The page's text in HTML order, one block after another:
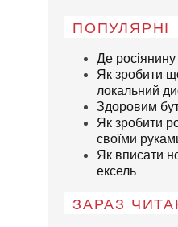
ПОПУЛЯРНІ
Де росіянину
Як зробити
локальний
Здоровим
Як зробити
своїми
Як вписати
ексель
ЗАРАЗ